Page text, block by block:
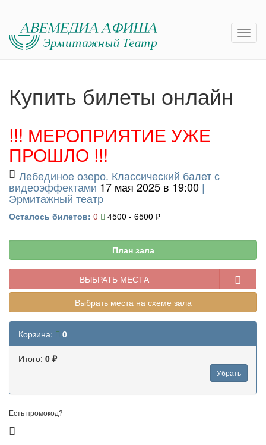
Купить билеты онлайн
!!! МЕРОПРИЯТИЕ УЖЕ
ПРОШЛО !!!
Лебединое озеро. Классический балет с
видеоэффектами 17 мая 2025 в 19:00 |
Эрмитажный театр
Осталось билетов: 0 4500 - 6500 ₽
План зала
ВЫБРАТЬ МЕСТА
Выбрать места на схеме зала
Корзина: 0
Итого: 0 ₽
Убрать
Есть промокод?